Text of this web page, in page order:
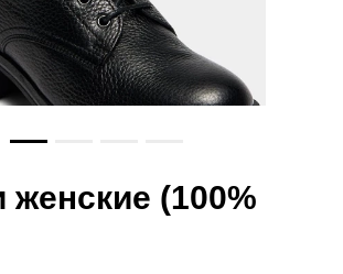
женские (100%